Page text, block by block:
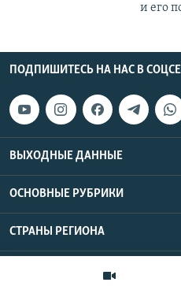
и его
ПОДПИШИТЕСЬ НА НАС В
ВЫХОДНЫЕ ДАННЫЕ
ОСНОВНЫЕ РУБРИКИ
СТРАНЫ РЕГИОНА
Азаттык Азия © 2026